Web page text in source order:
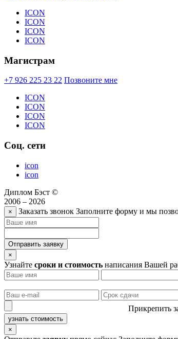
ICON
ICON
ICON
ICON
Магистрам
+7 926 225 23 22 Позвоните мне
ICON
ICON
ICON
ICON
Соц. сети
icon
icon
Диплом Бэст ©
2006 – 2026
× Заказать звонок Заполните форму и мы
Отправить заявку
×
Узнайте сроки и стоимость написания Вашей
Прикрепить
узнать стоимость
×